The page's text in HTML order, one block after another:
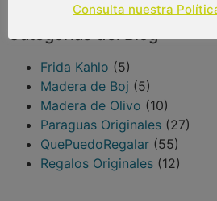
Categorías del Blog
Frida Kahlo (5)
Madera de Boj (5)
Madera de Olivo (10)
Paraguas Originales (27)
QuePuedoRegalar (55)
Regalos Originales (12)
Consulta nuestra